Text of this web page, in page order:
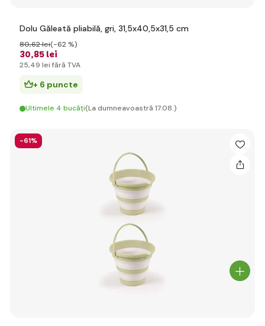
Dolu Găleată pliabilă, gri, 31,5x40,5x31,5 cm
30,85 lei
80,62 lei(-62 %)
25,49 lei fără TVA
+ 6 puncte
Ultimele 4 bucăți(La dumneavoastră 17.08.)
-61%